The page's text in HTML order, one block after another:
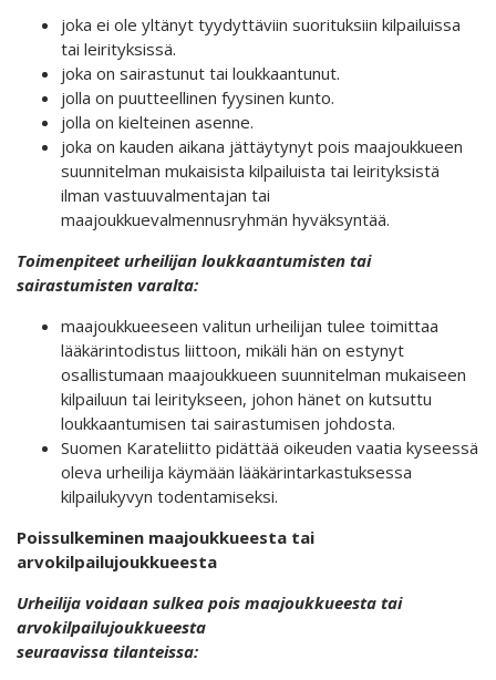
joka ei ole yltänyt tyydyttäviin suorituksiin kilpailuissa
tai leirityksissä.
joka on sairastunut tai loukkaantunut.
jolla on puutteellinen fyysinen kunto.
jolla on kielteinen asenne.
joka on kauden aikana jättäytynyt pois maajoukkueen
suunnitelman mukaisista kilpailuista tai leirityksistä
ilman vastuuvalmentajan tai
maajoukkuevalmennusryhmän hyväksyntää.
Toimenpiteet urheilijan loukkaantumisten tai
sairastumisten varalta:
maajoukkueeseen valitun urheilijan tulee toimittaa
lääkärintodistus liittoon, mikäli hän on estynyt
osallistumaan maajoukkueen suunnitelman mukaiseen
kilpailuun tai leiritykseen, johon hänet on kutsuttu
loukkaantumisen tai sairastumisen johdosta.
Suomen Karateliitto pidättää oikeuden vaatia kyseessä
oleva urheilija käymään lääkärintarkastuksessa
kilpailukyvyn todentamiseksi.
Poissulkeminen maajoukkueesta tai
arvokilpailujoukkueesta
Urheilija voidaan sulkea pois maajoukkueesta tai
arvokilpailujoukkueesta
seuraavissa tilanteissa: